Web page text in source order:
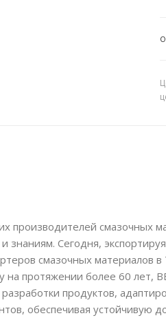
производителей смазочных
знаниям. Сегодня,
смазочных материалов в
протяжении более 60 лет,
продуктов,
обеспечивая